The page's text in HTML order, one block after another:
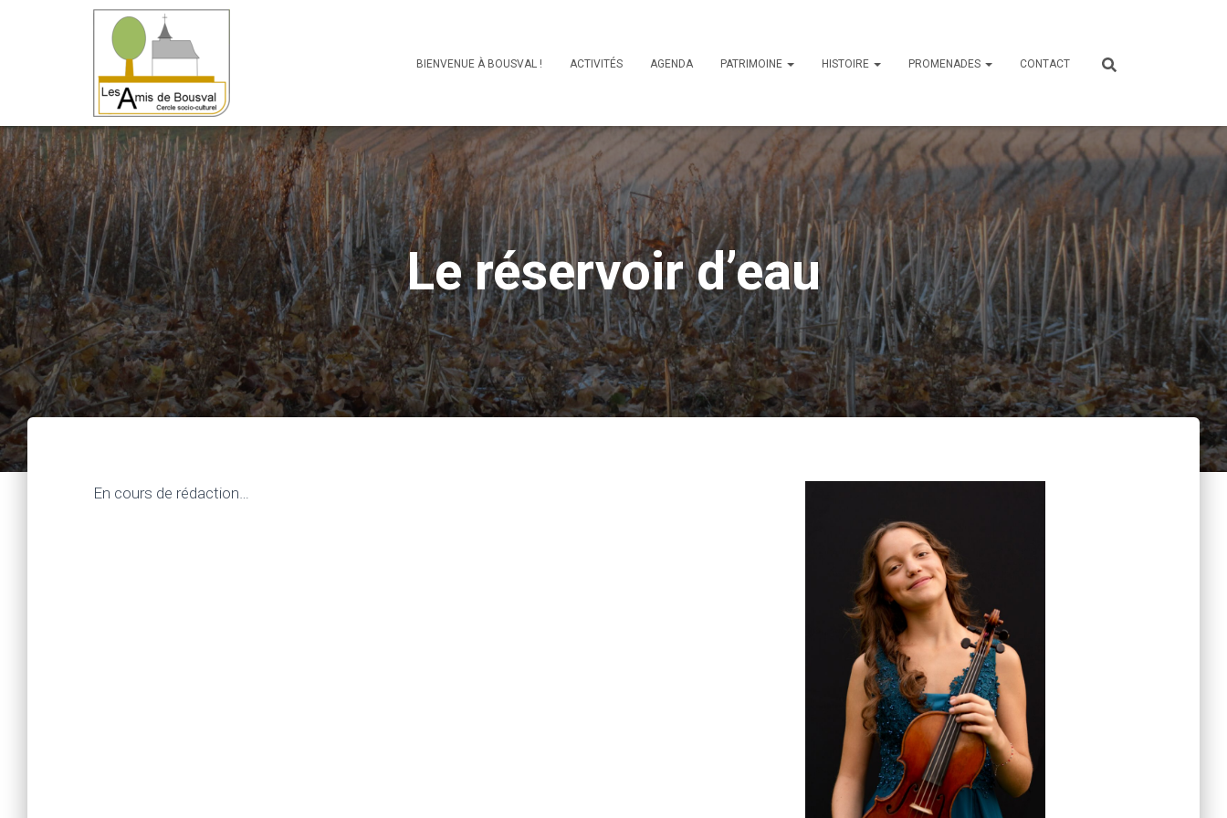
BIENVENUE À BOUSVAL ! ACTIVITÉS AGENDA PATRIMOINE HISTOIRE PROMENADES CONTACT
Le réservoir d’eau
En cours de rédaction…